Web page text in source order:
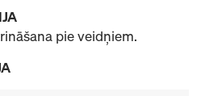
pie veidņiem.